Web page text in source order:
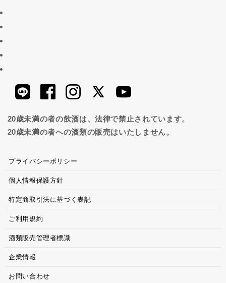
20歳未満の者の飲酒は、法律で禁止されています。
20歳未満の者への酒類の販売はいたしません。
プライバシーポリシー
個人情報保護方針
特定商取引法に基づく表記
ご利用規約
酒類販売管理者標識
企業情報
お問い合わせ